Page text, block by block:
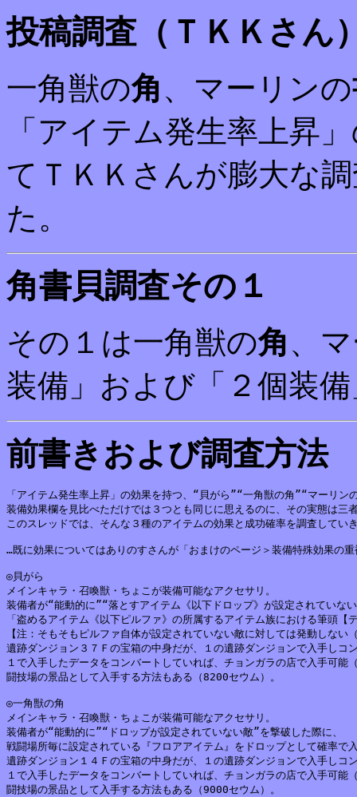
投稿調査（ＴＫＫさん
一角獣の角 、マーリンの
「アイテム発生率上昇
てＴＫＫさんが膨大な
た。
角書貝調査その１
その１は一角獣の角 、
装備」および「２個装
前書きおよび調査方法
「アイテム発生率上昇」の効果を持つ、“貝がら”“一角獣の角”“マーリン
装備効果欄を見比べただけでは３つとも同じに思えるのに、その実態は三
このスレッドでは、そんな３種のアイテムの効果と成功確率を調査してい
…既に効果についてはありのすさんが「おまけのページ＞装備特殊効果の
◎貝がら
メインキャラ・召喚獣・ちょこが装備可能なアクセサリ。
装備者が“能動的に”“落とすアイテム《以下ドロップ》が設定されていな
「盗めるアイテム《以下ピルファ》の所属するアイテム族における筆頭
【注：そもそもピルファ自体が設定されていない敵に対しては発動しない
遺跡ダンジョン３７Ｆの宝箱の中身だが、１の遺跡ダンジョンで入手しコ
１で入手したデータをコンバートしていれば、チョンガラの店で入手可能
闘技場の景品として入手する方法もある（8200セウム）。
◎一角獣の角
メインキャラ・召喚獣・ちょこが装備可能なアクセサリ。
装備者が“能動的に”“ドロップが設定されていない敵”を撃破した際に、
戦闘場所毎に設定されている『フロアアイテム』をドロップとして確率で
遺跡ダンジョン１４Ｆの宝箱の中身だが、１の遺跡ダンジョンで入手しコ
１で入手したデータをコンバートしていれば、チョンガラの店で入手可能
闘技場の景品として入手する方法もある（9000セウム）。